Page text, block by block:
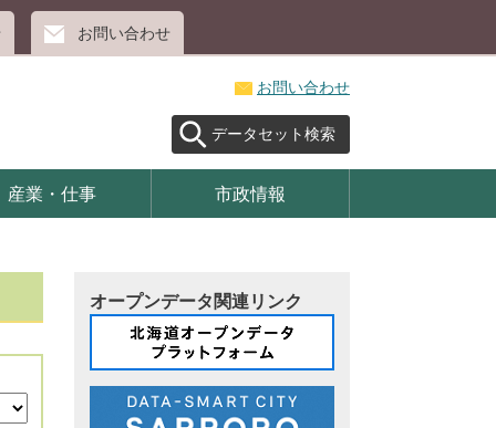
お問い合わせ
お問い合わせ
データセット検索
産業・仕事 市政情報
オープンデータ関連リンク